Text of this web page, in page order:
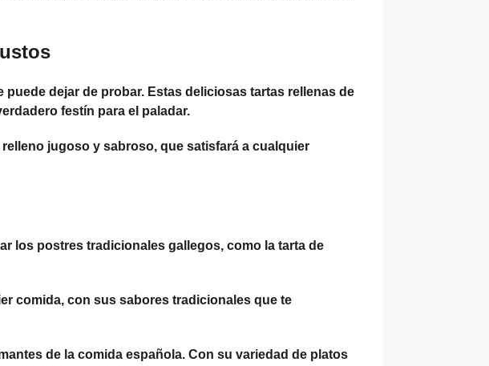
dejar de probar. Estas deliciosas tartas rellenas de
festín para el paladar.
jugoso y sabroso, que satisfará a cualquier
los postres tradicionales gallegos, como la tarta de
comida, con sus sabores tradicionales que te
de la comida española. Con su variedad de platos